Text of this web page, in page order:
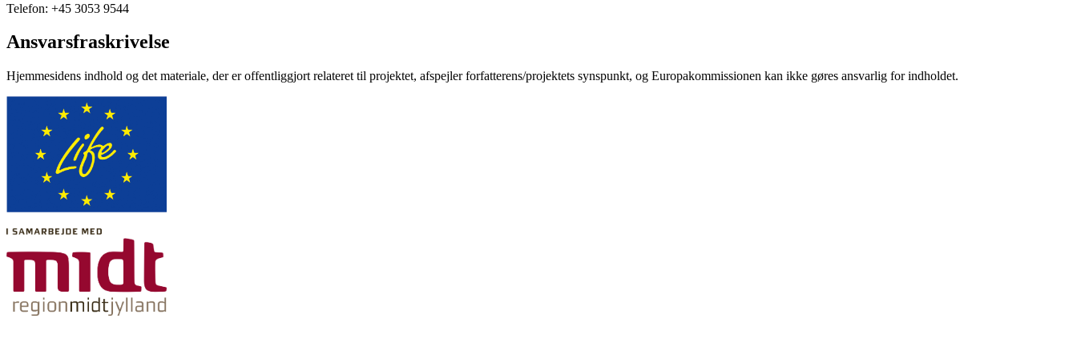
Telefon: +45 3053 9544
Ansvarsfraskrivelse
Hjemmesidens indhold og det materiale, der er offentliggjort relateret til projektet, afspejler forfatterens/projektets synspunkt, og Europakommissionen kan ikke gøres ansvarlig for indholdet.